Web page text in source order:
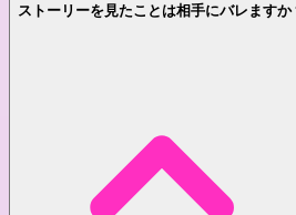
ストーリーを見たことは相手にバレますか